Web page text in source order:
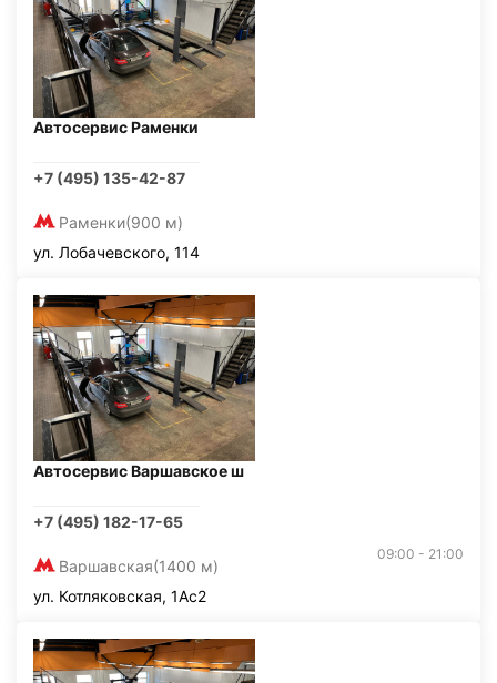
Автосервис Раменки
+7 (495) 135-42-87
Раменки(900 м)
ул. Лобачевского, 114
Автосервис Варшавское ш
+7 (495) 182-17-65
Варшавская(1400 м)
09:00 - 21:00
ул. Котляковская, 1Ас2